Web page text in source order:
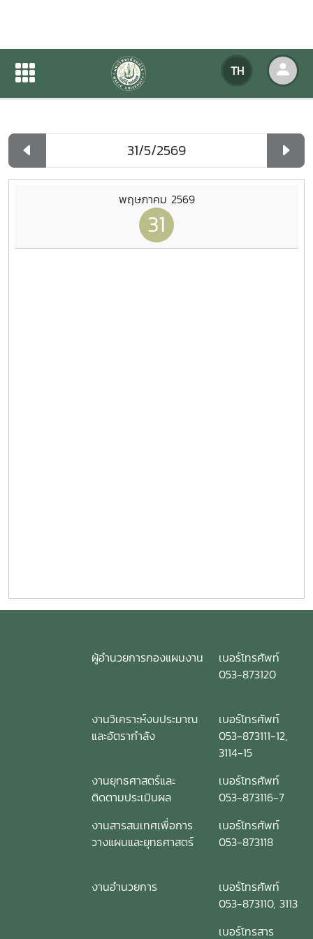
TH
ปฏิทินกิจกรรมของหน่วยงาน
ปฏิทินกิจกรรมของหน่วยงาน
พฤษภาคม 2569
31
ผู้อำนวยการกองแผนงาน
เบอร์โทรศัพท์
053-873120
งานวิเคราะห์งบประมาณ
และอัตรากำลัง
เบอร์โทรศัพท์
053-873111-12,
3114-15
งานยุทธศาสตร์และ
ติดตามประเมินผล
เบอร์โทรศัพท์
053-873116-7
งานสารสนเทศเพื่อการ
วางแผนและยุทธศาสตร์
เบอร์โทรศัพท์
053-873118
งานอำนวยการ
เบอร์โทรศัพท์
053-873110, 3113
เบอร์โทรสาร